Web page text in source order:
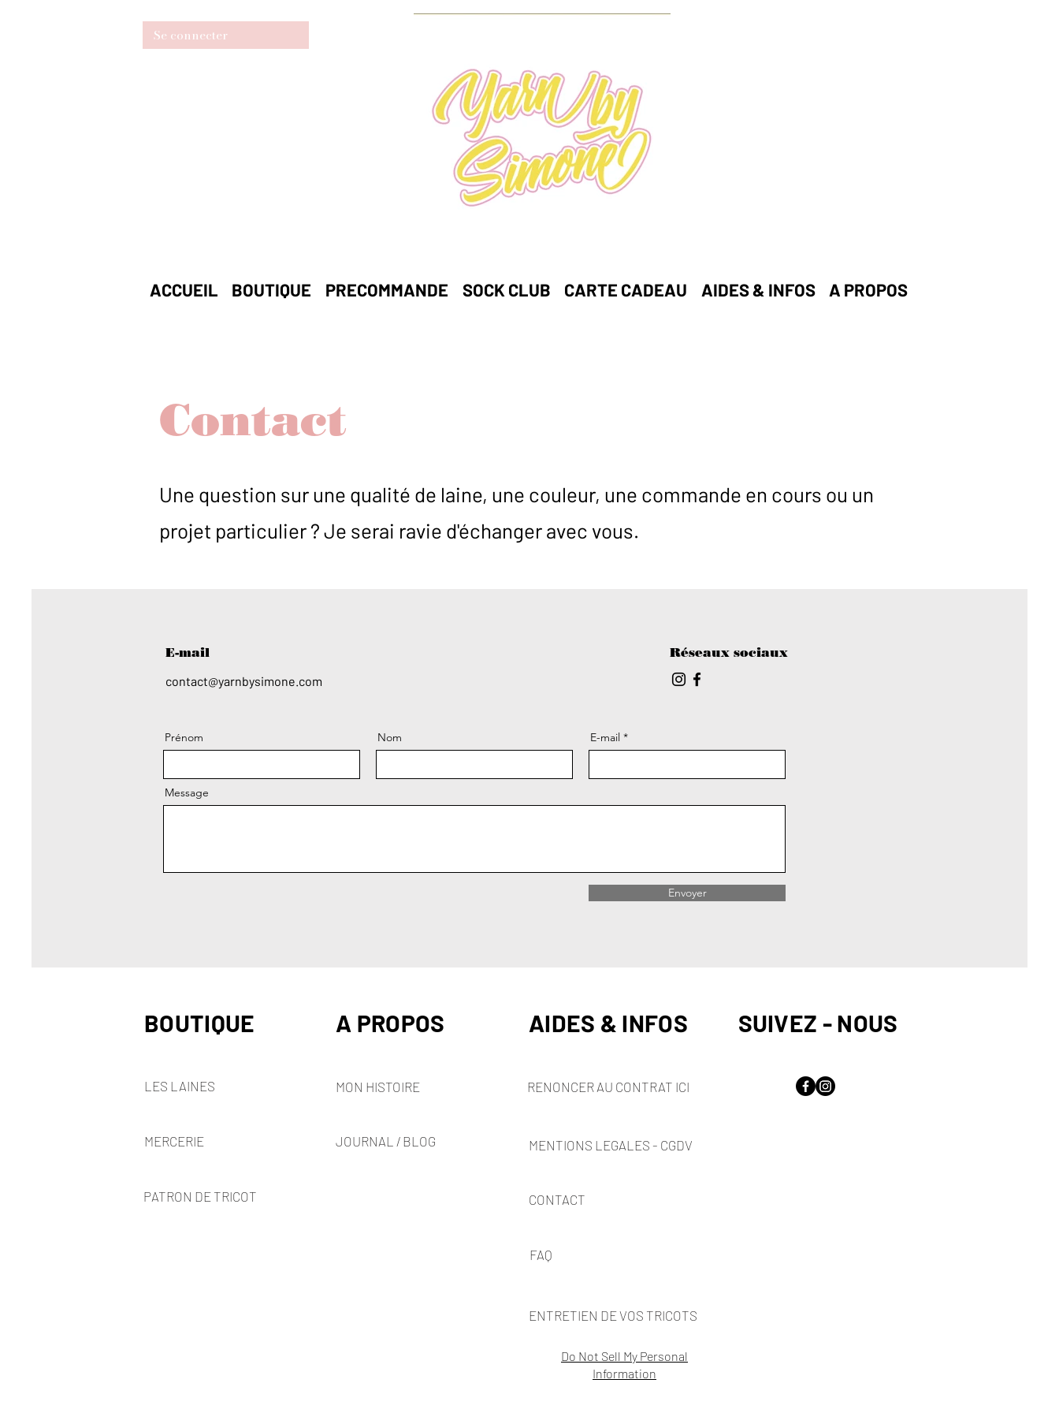
Se connecter
ACCUEIL BOUTIQUE PRECOMMANDE SOCK CLUB CARTE CADEAU AIDES & INFOS A PROPOS
Contact
Une question sur une qualité de laine, une couleur, une commande en cours ou un
projet particulier ? Je serai ravie d'échanger avec vous.
E-mail
contact@yarnbysimone.com
Réseaux sociaux
Prénom Nom E-mail
Message
Envoyer
BOUTIQUE A PROPOS AIDES & INFOS SUIVEZ - NOUS
LES LAINES MON HISTOIRE RENONCER AU CONTRAT ICI
MERCERIE JOURNAL / BLOG MENTIONS LEGALES - CGDV
PATRON DE TRICOT CONTACT
FAQ
ENTRETIEN DE VOS TRICOTS
Do Not Sell My Personal
Information